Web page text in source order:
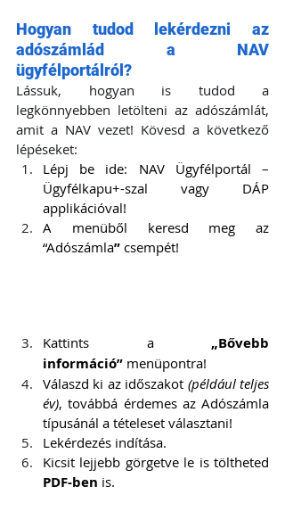
Hogyan tudod lekérdezni az
adószámlád a NAV
ügyfélportálról?
Lássuk, hogyan is tudod a
legkönnyebben letölteni az adószámlát,
amit a NAV vezet! Kövesd a következő
lépéseket:
Lépj be ide: NAV Ügyfélportál –
Ügyfélkapu+-szal vagy DÁP
applikációval!
A menüből keresd meg az
“Adószámla” csempét!
Kattints a „Bővebb
információ” menüpontra!
Válaszd ki az időszakot (például teljes
év), továbbá érdemes az Adószámla
típusánál a tételeset választani!
Lekérdezés indítása.
PDF-ben is.